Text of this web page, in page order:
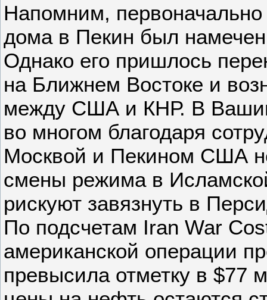
Напомним, первоначально
дома в Пекин был намечен
Однако его пришлось
на Ближнем Востоке и
между США и КНР. В
во многом благодаря
Москвой и Пекином США
смены режима в
рискуют завязнуть в
По подсчетам Iran War
американской операции
превысила отметку в $77